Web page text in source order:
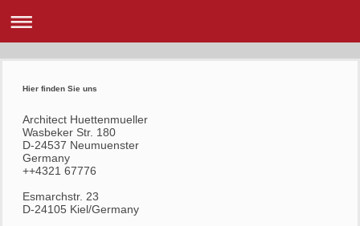
Hier finden Sie uns
Architect Huettenmueller
Wasbeker Str. 180
D-24537 Neumuenster
Germany
++4321 67776
Esmarchstr. 23
D-24105 Kiel/Germany